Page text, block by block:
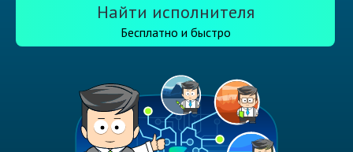
Найти исполнителя
Бесплатно и быстро